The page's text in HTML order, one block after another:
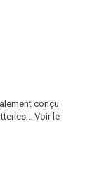
conçu
Voir le